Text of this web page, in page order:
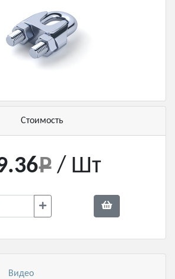
Стоимость
/ Шт
Видео